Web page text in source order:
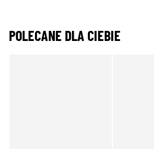
POLECANE DLA CIEBIE